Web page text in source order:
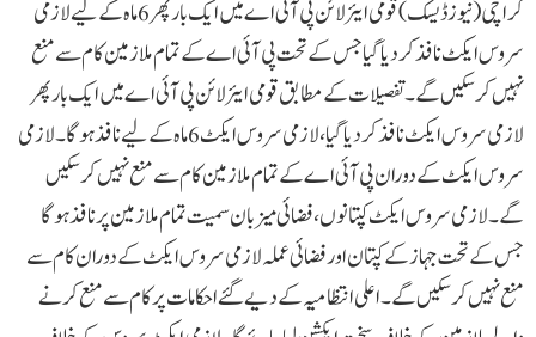
کراچی (نیوزڈیسک) قومی ایئرلائن پی آئی اے میں ایک بار پھر 6 ماہ کے لیے لازمی
سروس ایکٹ نافذ کردیا گیاجس کے تحت پی آئی اے کے تمام ملازمین کام سے منع
نہیں کر سکیں گے۔تفصیلات کے مطابق قومی ایئرلائن پی آئی اے میں ایک بار پھر
لازمی سروس ایکٹ نافذ کردیا گیا، لازمی سروس ایکٹ 6 ماہ کے لیے نافذ ہوگا۔لازمی
سروس ایکٹ کے دوران پی آئی اے کے تمام ملازمین کام سے منع نہیں کر سکیں
گے۔لازمی سروس ایکٹ کپتانوں، فضائی میزبان سمیت تمام ملازمین پر نافذ ہوگا
جس کے تحت جہاز کے کپتان اور فضائی عملہ لازمی سروس ایکٹ کے دوران کام سے
منع نہیں کر سکیں گے۔اعلی انتظامیہ کے دیے گئے احکامات پر کام سے منع کرنے